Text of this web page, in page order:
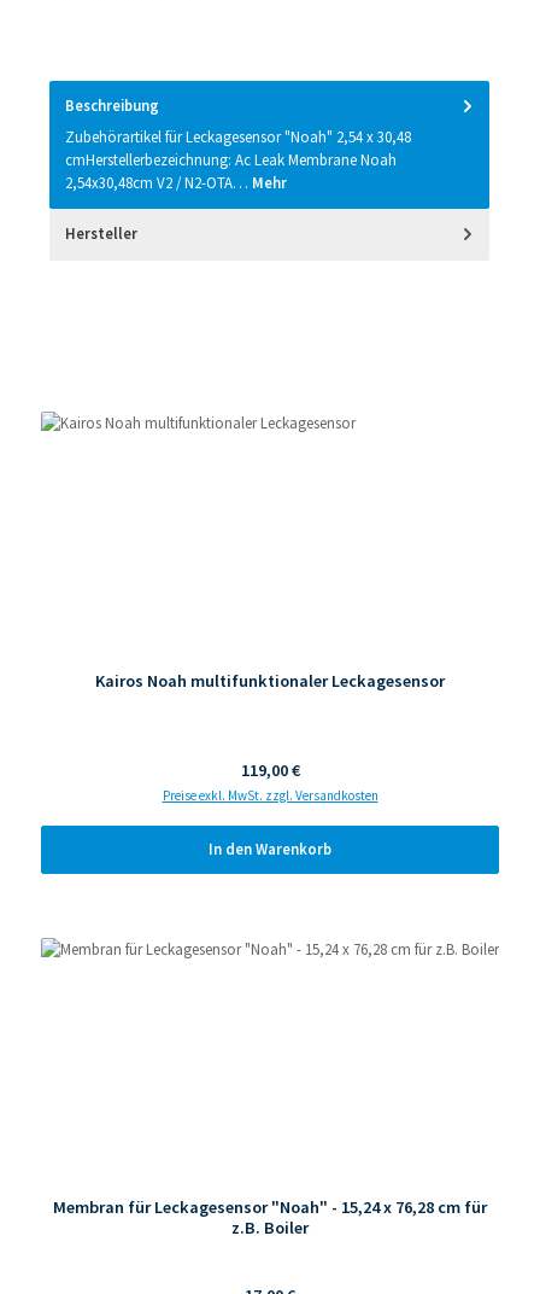
Beschreibung
Zubehörartikel für Leckagesensor "Noah" 2,54 x 30,48
cmHerstellerbezeichnung: Ac Leak Membrane Noah
2,54x30,48cm V2 / N2-OTA… Mehr
Hersteller
Kairos Noah multifunktionaler Leckagesensor
Regulärer Preis:
119,00 €
Preise exkl. MwSt. zzgl. Versandkosten
In den Warenkorb
Membran für Leckagesensor "Noah" - 15,24 x 76,28 cm für
z.B. Boiler